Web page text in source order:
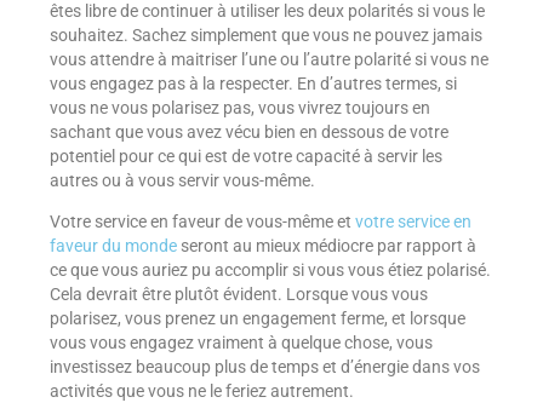
êtes libre de continuer à utiliser les deux polarités si vous le
souhaitez. Sachez simplement que vous ne pouvez jamais
vous attendre à maitriser l’une ou l’autre polarité si vous ne
vous engagez pas à la respecter. En d’autres termes, si
vous ne vous polarisez pas, vous vivrez toujours en
sachant que vous avez vécu bien en dessous de votre
potentiel pour ce qui est de votre capacité à servir les
autres ou à vous servir vous-même.
Votre service en faveur de vous-même et votre service en
faveur du mondeseront au mieux médiocre par rapport à
ce que vous auriez pu accomplir si vous vous étiez polarisé.
Cela devrait être plutôt évident. Lorsque vous vous
polarisez, vous prenez un engagement ferme, et lorsque
vous vous engagez vraiment à quelque chose, vous
investissez beaucoup plus de temps et d’énergie dans vos
activités que vous ne le feriez autrement.